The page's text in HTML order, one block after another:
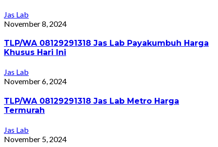
Jas Lab
November 8, 2024
TLP/WA 08129291318 Jas Lab Payakumbuh Harga
Khusus Hari Ini
Jas Lab
November 6, 2024
TLP/WA 08129291318 Jas Lab Metro Harga
Termurah
Jas Lab
November 5, 2024